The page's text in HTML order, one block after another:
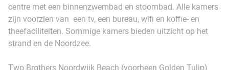
centre met een binnenzwembad en stoombad. Alle kamers
zijn voorzien van een tv, een bureau, wifi en koffie- en
theefaciliteiten. Sommige kamers bieden uitzicht op het
strand en de Noordzee.
Two Brothers Noordwijk Beach (voorheen Golden Tulip)